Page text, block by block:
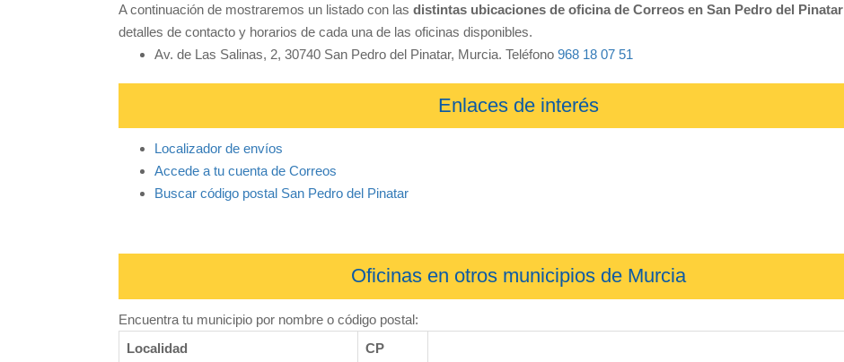
A continuación de mostraremos un listado con las distintas ubicaciones de oficina de Correos en San Pedro del Pinatar
detalles de contacto y horarios de cada una de las oficinas disponibles.
Av. de Las Salinas, 2, 30740 San Pedro del Pinatar, Murcia. Teléfono 968 18 07 51
Enlaces de interés
Localizador de envíos
Accede a tu cuenta de Correos
Buscar código postal San Pedro del Pinatar
Oficinas en otros municipios de Murcia
Encuentra tu municipio por nombre o código postal:
Localidad
CP